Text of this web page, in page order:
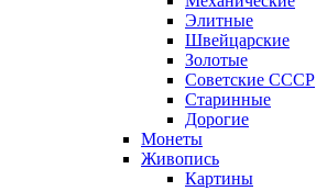
Элитные
Швейцарские
Золотые
Советские СССР
Старинные
Дорогие
Монеты
Живопись
Картины